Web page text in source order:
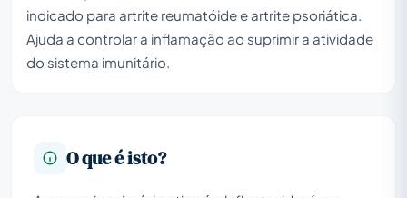
indicado para artrite reumatóide e artrite psoriática.
Ajuda a controlar a inflamação ao suprimir a atividade
do sistema imunitário.
O que é isto?